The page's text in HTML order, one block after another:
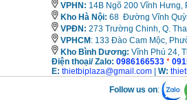
VPHN: 14B Ngõ 200 Vĩnh Hưng,
Kho Hà Nội: 68 Đường Vĩnh
VPĐN: 273 Trường Chinh, Q.
VPHCM : 133 Đào Cam Mộc,
Kho Bình Dương: Vĩnh Phú 24,
Điện thoại/ Zalo: 0986166533 *
E: thietbiplaza@gmail.com W:
Follow us on: